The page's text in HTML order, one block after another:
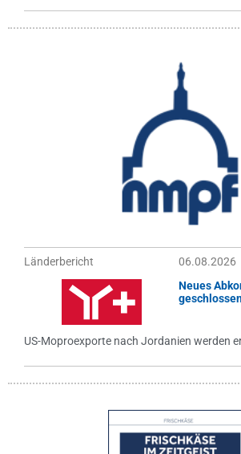
Länderbericht
06.08.2026
Neues
US-Moproexporte nach Jordanien werden